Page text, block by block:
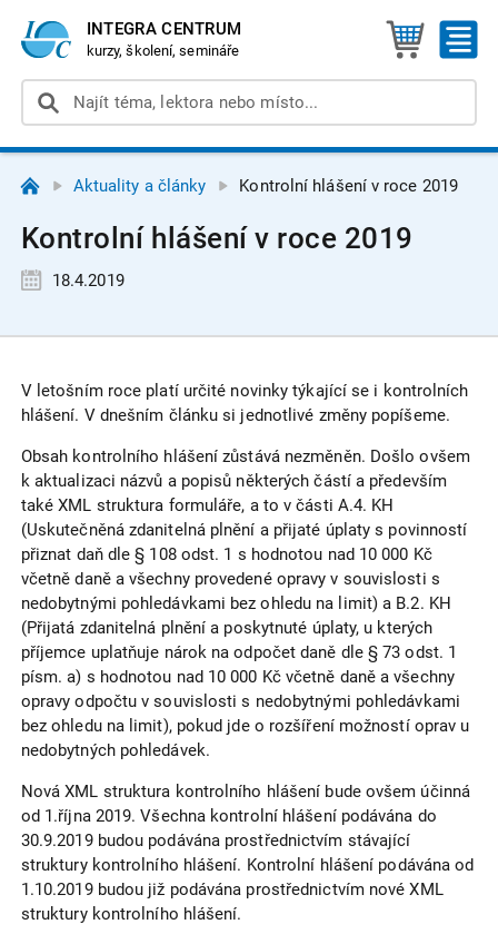
INTEGRA CENTRUM
kurzy, školení, semináře
Aktuality a články Kontrolní hlášení v roce 2019
Kontrolní hlášení v roce 2019
18.4.2019
V letošním roce platí určité novinky týkající se i kontrolních
hlášení. V dnešním článku si jednotlivé změny popíšeme.
Obsah kontrolního hlášení zůstává nezměněn. Došlo ovšem
k aktualizaci názvů a popisů některých částí a především
také XML struktura formuláře, a to v části A.4. KH
(Uskutečněná zdanitelná plnění a přijaté úplaty s povinností
přiznat daň dle § 108 odst. 1 s hodnotou nad 10 000 Kč
včetně daně a všechny provedené opravy v souvislosti s
nedobytnými pohledávkami bez ohledu na limit) a B.2. KH
(Přijatá zdanitelná plnění a poskytnuté úplaty, u kterých
příjemce uplatňuje nárok na odpočet daně dle § 73 odst. 1
písm. a) s hodnotou nad 10 000 Kč včetně daně a všechny
opravy odpočtu v souvislosti s nedobytnými pohledávkami
bez ohledu na limit), pokud jde o rozšíření možností oprav u
nedobytných pohledávek.
Nová XML struktura kontrolního hlášení bude ovšem účinná
od 1.října 2019. Všechna kontrolní hlášení podávána do
30.9.2019 budou podávána prostřednictvím stávající
struktury kontrolního hlášení. Kontrolní hlášení podávána od
1.10.2019 budou již podávána prostřednictvím nové XML
struktury kontrolního hlášení.